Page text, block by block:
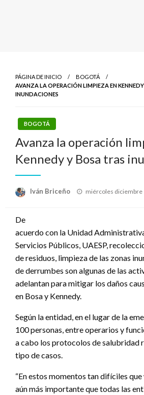
PÁGINA DE INICIO
BOGOTÁ
AVANZA LA OPERACIÓN LIMPIEZA EN
INUNDACIONES
BOGOTÁ
Avanza la operación
Kennedy y Bosa tras
Iván Briceño
Publicado
miércoles diciembre
De
acuerdo con la Unidad
Servicios Públicos, UAESP,
de residuos, limpieza de las zonas
de derrumbes son algunas de las
adelantan para mitigar los daños
en Bosa y Kennedy.
Según la entidad, en el lugar de la
100 personas, entre operarios y
a cabo los protocolos de salubridad
tipo de casos.
“En estos momentos tan difíciles que
aún más importante que todas las